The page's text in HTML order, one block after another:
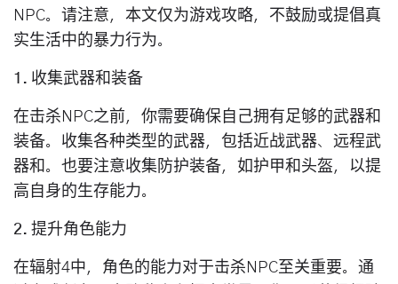
NPC。请注意，本文仅为游戏攻略，不鼓励或提倡真
实生活中的暴力行为。
1. 收集武器和装备
在击杀NPC之前，你需要确保自己拥有足够的武器和
装备。收集各种类型的武器，包括近战武器、远程武
器和。也要注意收集防护装备，如护甲和头盔，以提
高自身的生存能力。
2. 提升角色能力
在辐射4中，角色的能力对于击杀NPC至关重要。通